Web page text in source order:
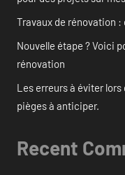
Travaux de rénovation
Nouvelle étape ? Voici
rénovation
Les erreurs à éviter
pièges à anticiper.
Recent